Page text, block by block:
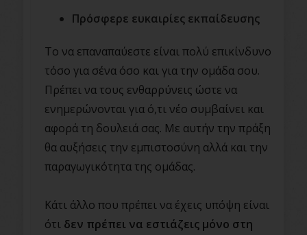
Πρόσφερε ευκαιρίες εκπαίδευσης
Το να επαναπαύεστε είναι πολύ επικίνδυνο
τόσο για σένα όσο και για την ομάδα σου.
Πρέπει να τους ενθαρρύνεις ώστε να
ενημερώνονται για ό,τι νέο συμβαίνει και
αφορά τη δουλειά σας. Με αυτήν την πράξη
θα αυξήσεις την εμπιστοσύνη αλλά και την
παραγωγικότητα της ομάδας.
Κάτι άλλο που πρέπει να έχεις υπόψη είναι
ότι δεν πρέπει να εστιάζεις μόνο στη